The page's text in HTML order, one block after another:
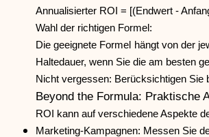
Annualisierter ROI = [(Endwert -
Wahl der richtigen Formel:
Die geeignete Formel hängt von der
Haltedauer, wenn Sie die am besten
Nicht vergessen: Berücksichtigen Sie
Beyond the Formula: Praktische
ROI kann auf verschiedene Aspekte
Marketing-Kampagnen: Messen Sie